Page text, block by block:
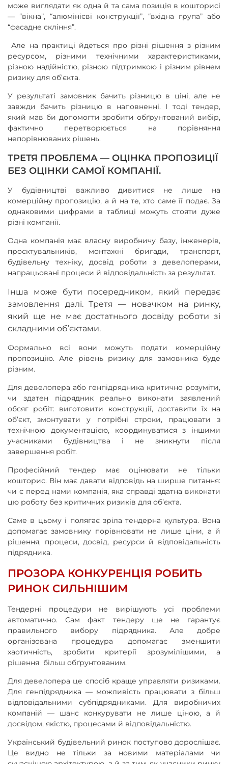
може виглядати як одна й та сама позиція в кошторисі
— “вікна”, “алюмінієві конструкції”, “вхідна група” або
“фасадне скління”.
Але на практиці йдеться про різні рішення з різним
ресурсом, різними технічними характеристиками,
різною надійністю, різною підтримкою і різним рівнем
ризику для об’єкта.
У результаті замовник бачить різницю в ціні, але не
завжди бачить різницю в наповненні. І тоді тендер,
який мав би допомогти зробити обґрунтований вибір,
фактично перетворюється на порівняння
непорівнюваних рішень.
ТРЕТЯ ПРОБЛЕМА — ОЦІНКА ПРОПОЗИЦІЇ
БЕЗ ОЦІНКИ САМОЇ КОМПАНІЇ.
У будівництві важливо дивитися не лише на
комерційну пропозицію, а й на те, хто саме її подає. За
однаковими цифрами в таблиці можуть стояти дуже
різні компанії.
Одна компанія має власну виробничу базу, інженерів,
проєктувальників, монтажні бригади, транспорт,
будівельну техніку, досвід роботи з девелоперами,
напрацьовані процеси й відповідальність за результат.
Інша може бути посередником, який передає
замовлення далі. Третя — новачком на ринку,
який ще не має достатнього досвіду роботи зі
складними об’єктами.
Формально всі вони можуть подати комерційну
пропозицію. Але рівень ризику для замовника буде
різним.
Для девелопера або генпідрядника критично розуміти,
чи здатен підрядник реально виконати заявлений
обсяг робіт: виготовити конструкції, доставити їх на
об’єкт, змонтувати у потрібні строки, працювати з
технічною документацією, координуватися з іншими
учасниками будівництва і не зникнути після
завершення робіт.
Професійний тендер має оцінювати не тільки
кошторис. Він має давати відповідь на ширше питання:
чи є перед нами компанія, яка справді здатна виконати
цю роботу без критичних ризиків для об’єкта.
Саме в цьому і полягає зріла тендерна культура. Вона
допомагає замовнику порівнювати не лише ціни, а й
рішення, процеси, досвід, ресурси й відповідальність
підрядника.
ПРОЗОРА КОНКУРЕНЦІЯ РОБИТЬ
РИНОК СИЛЬНІШИМ
Тендерні процедури не вирішують усі проблеми
автоматично. Сам факт тендеру ще не гарантує
правильного вибору підрядника. Але добре
організована процедура допомагає зменшити
хаотичність, зробити критерії зрозумілішими, а
рішення більш обґрунтованим.
Для девелопера це спосіб краще управляти ризиками.
Для генпідрядника — можливість працювати з більш
відповідальними субпідрядниками. Для виробничих
компаній — шанс конкурувати не лише ціною, а й
досвідом, якістю, процесами й відповідальністю.
Український будівельний ринок поступово дорослішає.
Це видно не тільки за новими матеріалами чи